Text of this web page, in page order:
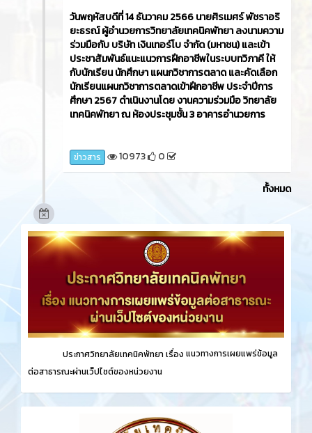
วันพฤหัสบดีที่ 14 ธันวาคม 2566​ นายศิรเมศร์ พัชราอริ
ยะธรณ์ ผู้อำนวยการวิทยาลัยเทคนิคพัทยา ลงนามความ
ร่วมมือกับ บริษัท เงินเทอร์โบ จำกัด (มหาชน) และเข้า
ประชาสัมพันธ์แนะแนวการฝึกอาชีพในระบบทวิภาคี ให้
กับนักเรียน นักศึกษา แผนกวิชาการตลาด และคัดเลือก
นักเรียนแผนกวิชาการตลาดเข้าฝึกอาชีพ ประจำปีการ
ศึกษา 2567 ดำเนินงานโดย งานความร่วมมือ วิทยาลัย
เทคนิคพัทยา ณ ห้องประชุมชั้น 3 อาคารอำนวยการ
ข่าวสาร 10973 0
ทั้งหมด
ประกาศวิทยาลัยเทคนิคพัทยา เรื่อง แนวทางการเผยแพร่ข้อมูล
ต่อสาธารณะผ่านเว็ปไซต์ของหน่วยงาน